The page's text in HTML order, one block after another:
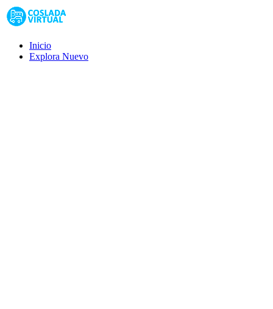
Inicio
Explora Nuevo